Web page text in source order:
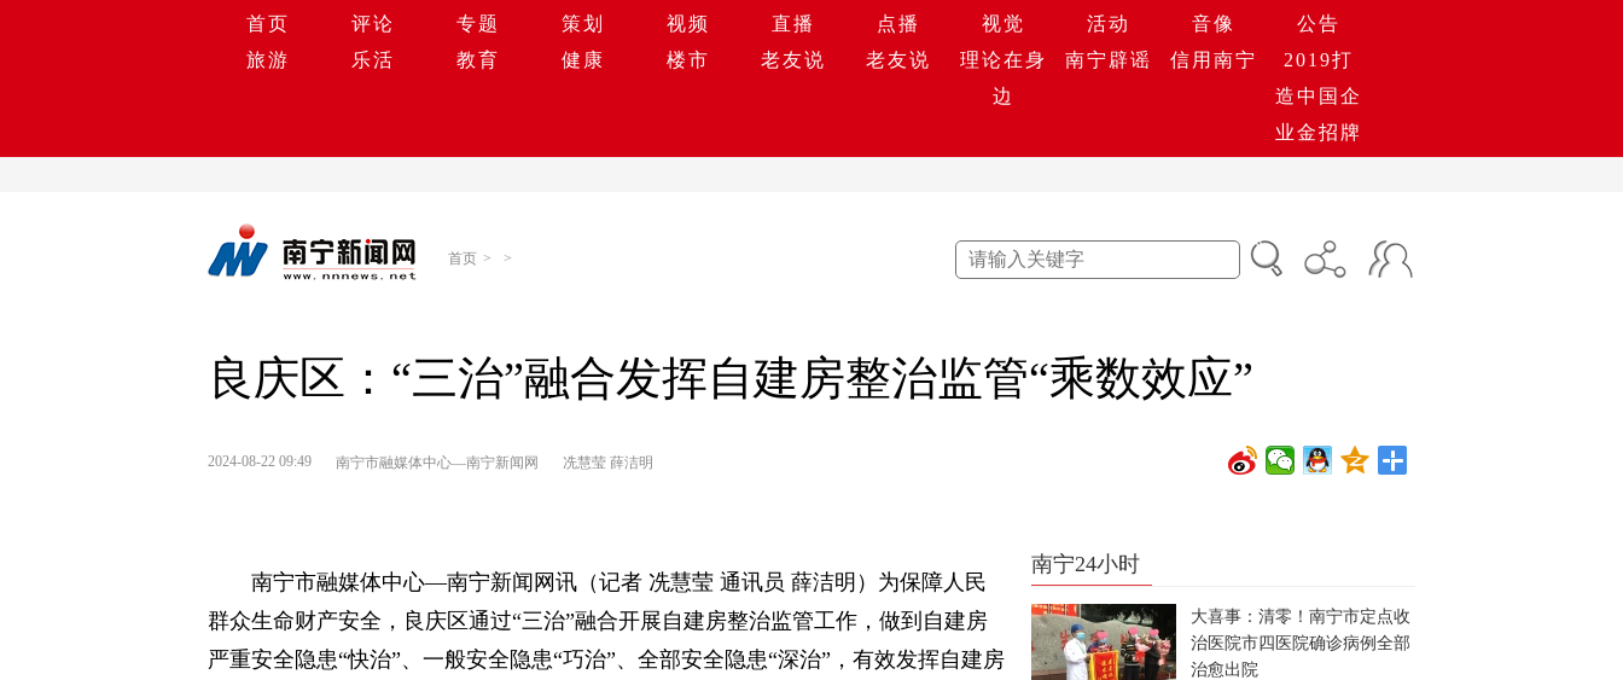
首页 评论 专题 策划 视频 直播 点播 视觉 活动 音像
公告
旅游
乐活 教育 健康 楼市 老友说 老友说
理论在身
边
南宁辟谣 信用南宁
2019打
造中国企
业金招牌
首页 > >
良庆区：“三治”融合发挥自建房整治监管“乘数效应”
2024-08-22 09:49 南宁市融媒体中心—南宁新闻网 冼慧莹 薛洁明
南宁市融媒体中心—南宁新闻网讯（记者 冼慧莹 通讯员 薛洁明）为保障人民
群众生命财产安全，良庆区通过“三治”融合开展自建房整治监管工作，做到自建房
严重安全隐患“快治”、一般安全隐患“巧治”、全部安全隐患“深治”，有效发挥自建房
南宁24小时
大喜事：清零！南宁市定点收
治医院市四医院确诊病例全部
治愈出院